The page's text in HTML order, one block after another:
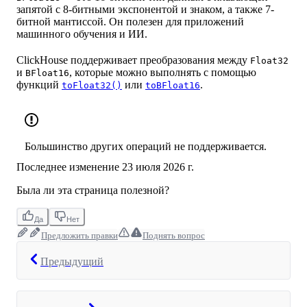
запятой с 8-битными экспонентой и знаком, а также 7-
битной мантиссой. Он полезен для приложений
машинного обучения и ИИ.
ClickHouse поддерживает преобразования между Float32
и BFloat16, которые можно выполнять с помощью
функций toFloat32() или toBFloat16.
Большинство других операций не поддерживается.
Последнее изменение 23 июля 2026 г.
Была ли эта страница полезной?
Да Нет
Предложить правки Поднять вопрос
Предыдущий